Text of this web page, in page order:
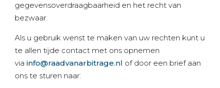
gegevensoverdraagbaarheid en het recht van
bezwaar.
Als u gebruik wenst te maken van uw rechten kunt u
te allen tijde contact met ons opnemen
via info@raadvanarbitrage.nl of door een brief aan
ons te sturen naar: